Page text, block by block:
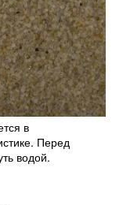
в
Перед
водой.